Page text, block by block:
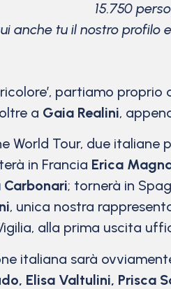
15.750
anche tu il nostro profilo
partiamo
a Gaia Realini,
World Tour, due italiane
in Francia Erica
; tornerà in
, unica nostra
alla prima uscita
italiana sarà
Elisa Valtulini, Prisca